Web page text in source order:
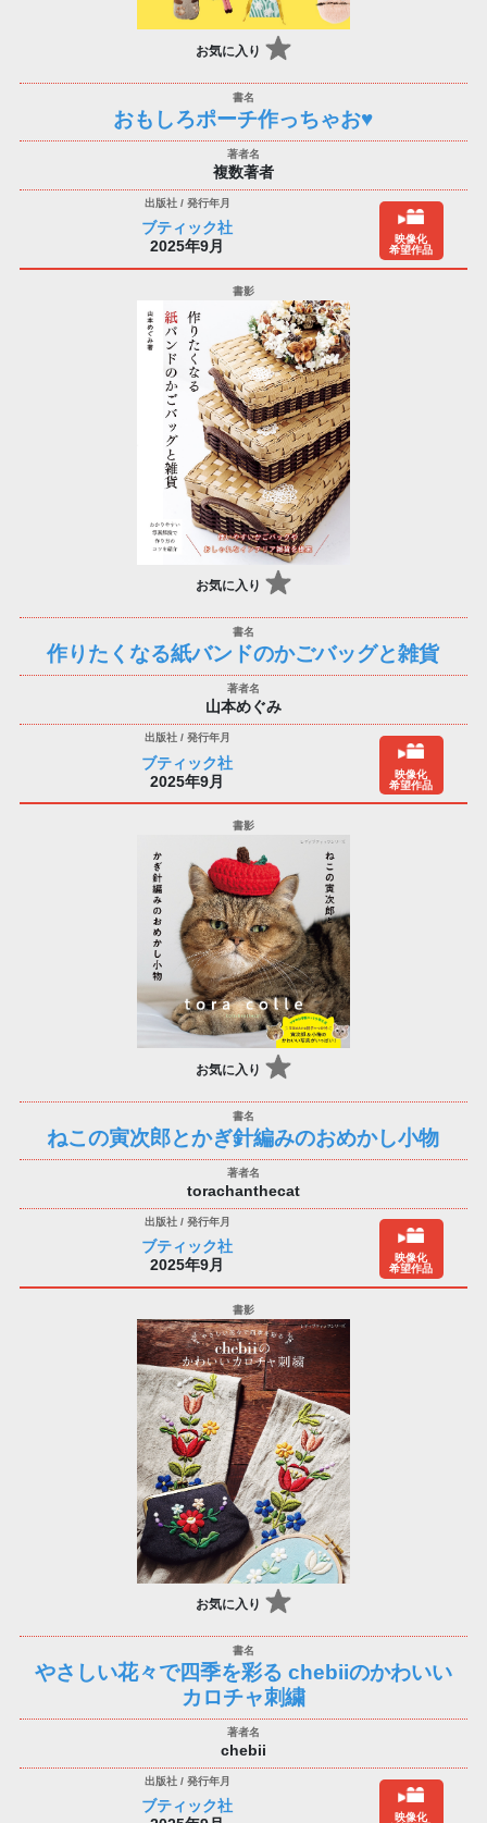
お気に入り
おもしろポーチ作っちゃお♥
複数著者
ブティック社
2025年9月
映像化
希望作品
お気に入り
作りたくなる紙バンドのかごバッグと雑貨
山本めぐみ
ブティック社
2025年9月
映像化
希望作品
お気に入り
ねこの寅次郎とかぎ針編みのおめかし小物
torachanthecat
ブティック社
2025年9月
映像化
希望作品
お気に入り
やさしい花々で四季を彩る chebiiのかわいい
カロチャ刺繍
chebii
ブティック社
映像化